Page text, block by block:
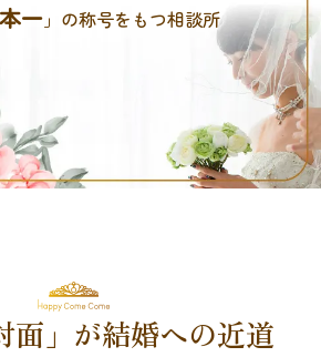
一」の称号をもつ相談所
面」が結婚への近道